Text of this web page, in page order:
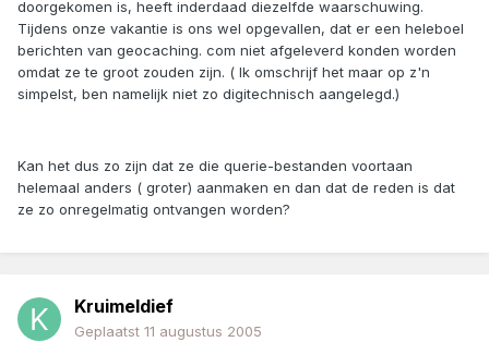
doorgekomen is, heeft inderdaad diezelfde waarschuwing.
Tijdens onze vakantie is ons wel opgevallen, dat er een heleboel
berichten van geocaching. com niet afgeleverd konden worden
omdat ze te groot zouden zijn. ( Ik omschrijf het maar op z'n
simpelst, ben namelijk niet zo digitechnisch aangelegd.)
Kan het dus zo zijn dat ze die querie-bestanden voortaan
helemaal anders ( groter) aanmaken en dan dat de reden is dat
ze zo onregelmatig ontvangen worden?
Kruimeldief
Geplaatst 11 augustus 2005